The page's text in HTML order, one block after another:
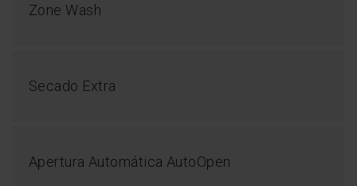
Zone Wash
Secado Extra
Apertura Automática AutoOpen